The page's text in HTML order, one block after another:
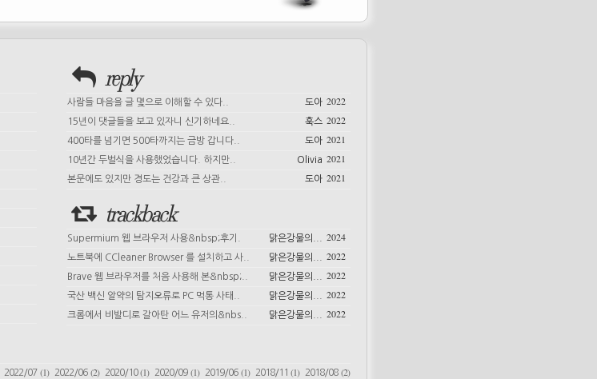
reply
사람들 마음을 글 몇으로 이해할 수 있다.. 2022
도아
15년이 댓글들을 보고 있자니 신기하네요..
2022
훅스
400타를 넘기면 500타까지는 금방 갑니다..
2021
도아
10년간 두벌식을 사용했었습니다. 하지만..
2021
Olivia
본문에도 있지만 경도는 건강과 큰 상관..
2021
도아
trackback
Supermium 웹 브라우저 사용&nbsp;후기. 2024
맑은강물의...
노트북에 CCleaner Browser 를 설치하고 사..
2022
맑은강물의...
Brave 웹 브라우저를 처음 사용해 본&nbsp;..
2022
맑은강물의...
국산 백신 알약의 탐지오류로 PC 먹통 사태..
2022
맑은강물의...
크롬에서 비발디로 갈아탄 어느 유저의&nbs..
2022
맑은강물의...
2022/07(1) 2022/06 (2) 2020/10(1) 2020/09(1) 2019/06 (1) 2018/11(1) 2018/08(2)